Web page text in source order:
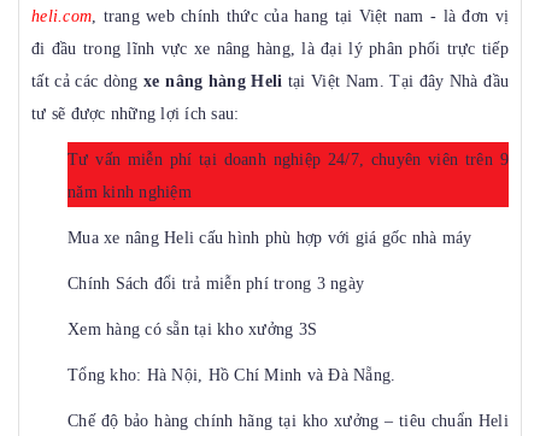
heli.com, trang web chính thức của hang tại Việt nam - là đơn vị
đi đầu trong lĩnh vực xe nâng hàng, là đại lý phân phối trực tiếp
tất cả các dòngxe nâng hàng Heli tại Việt Nam. Tại đây Nhà đầu
tư sẽ được những lợi ích sau:
Tư vấn miễn phí tại doanh nghiệp 24/7, chuyên viên trên 9
năm kinh nghiệm
Mua xe nâng Heli cấu hình phù hợp với giá gốc nhà máy
Chính Sách đổi trả miễn phí trong 3 ngày
Xem hàng có sẵn tại kho xưởng 3S
Tổng kho: Hà Nội, Hồ Chí Minh và Đà Nẵng.
Chế độ bảo hàng chính hãng tại kho xưởng – tiêu chuẩn Heli